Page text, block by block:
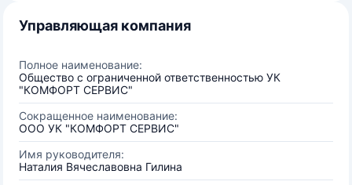
Управляющая компания
Полное наименование:
Общество с ограниченной ответственностью УК
"КОМФОРТ СЕРВИС"
Сокращенное наименование:
ООО УК "КОМФОРТ СЕРВИС"
Имя руководителя:
Наталия Вячеславовна Гилина